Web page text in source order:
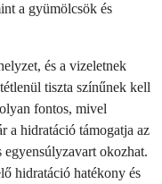
a gyümölcsök és
és a vizeletnek
tiszta színűnek kell
fontos, mivel
a hidratáció támogatja az
egyensúlyzavart okozhat.
hidratáció hatékony és